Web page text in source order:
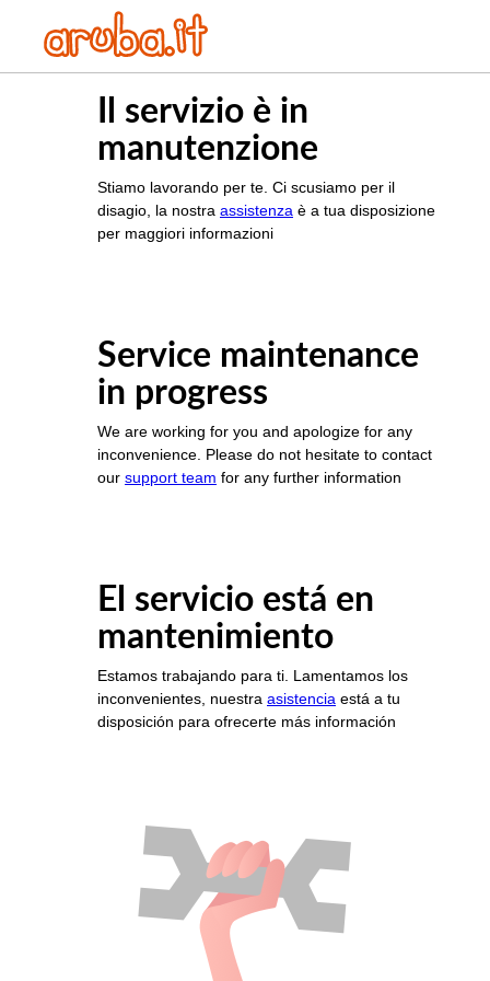
Il servizio è in
manutenzione
Stiamo lavorando per te. Ci scusiamo per il
disagio, la nostra assistenza è a tua disposizione
per maggiori informazioni
Service maintenance
in progress
We are working for you and apologize for any
inconvenience. Please do not hesitate to contact
our support team for any further information
El servicio está en
mantenimiento
Estamos trabajando para ti. Lamentamos los
inconvenientes, nuestra asistencia está a tu
disposición para ofrecerte más información